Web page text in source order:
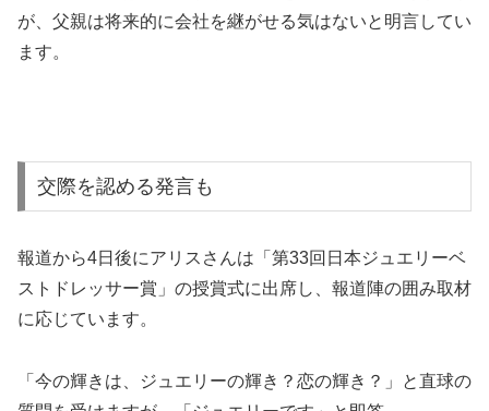
が、父親は将来的に会社を継がせる気はないと明言してい
ます。
交際を認める発言も
報道から4日後にアリスさんは「第33回日本ジュエリーベ
ストドレッサー賞」の授賞式に出席し、報道陣の囲み取材
に応じています。
「今の輝きは、ジュエリーの輝き？恋の輝き？」と直球の
質問を受けますが、「ジュエリーです」と即答。